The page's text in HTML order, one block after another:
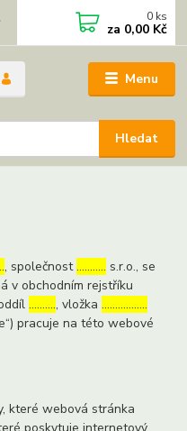
Menu
Hledat
0 ks
za 0,00 Kč
, společnost……….. s.r.o., se
v obchodním rejstříku
………., vložka……………..
pracuje na této webové
které webová stránka
poskytuje internetový